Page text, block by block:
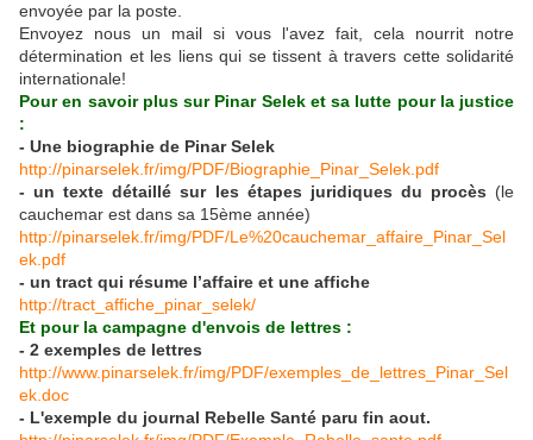
envoyée par la poste.
Envoyez nous un mail si vous l'avez fait, cela nourrit notre
détermination et les liens qui se tissent à travers cette solidarité
internationale!
Pour en savoir plus sur Pinar Selek et sa lutte pour la justice
:
- Une biographie de Pinar Selek
http://pinarselek.fr/img/PDF/Biographie_Pinar_Selek.pdf
- un texte détaillé sur les étapes juridiques du procès (le
cauchemar est dans sa 15ème année)
http://pinarselek.fr/img/PDF/Le%20cauchemar_affaire_Pinar_Sel
ek.pdf
- un tract qui résume l’affaire et une affiche
http://tract_affiche_pinar_selek/
Et pour la campagne d'envois de lettres :
- 2 exemples de lettres
http://www.pinarselek.fr/img/PDF/exemples_de_lettres_Pinar_Sel
ek.doc
- L'exemple du journal Rebelle Santé paru fin aout.